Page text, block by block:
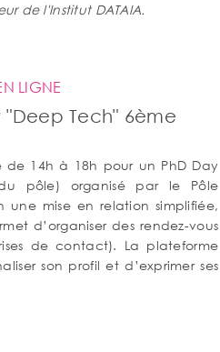
de l'Institut DATAIA.
LIGNE
Tech" 6ème
de 14h à 18h pour un PhD Day
pôle) organisé par le Pôle
une mise en relation simplifiée,
d’organiser des rendez-vous
de contact). La plateforme
son profil et d’exprimer ses